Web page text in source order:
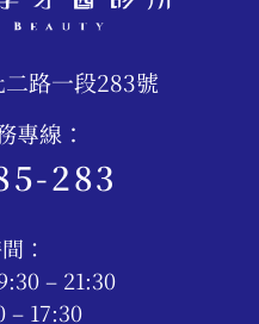
路一段283號
專線：
283
：
– 21:30
– 17:30